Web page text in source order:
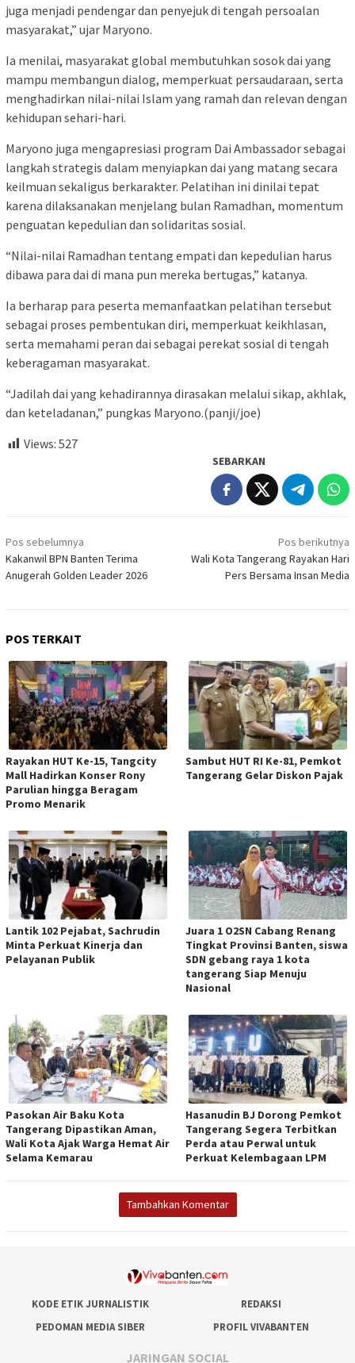
juga menjadi pendengar dan penyejuk di tengah persoalan
masyarakat,” ujar Maryono.
Ia menilai, masyarakat global membutuhkan sosok dai yang
mampu membangun dialog, memperkuat persaudaraan, serta
menghadirkan nilai-nilai Islam yang ramah dan relevan dengan
kehidupan sehari-hari.
Maryono juga mengapresiasi program Dai Ambassador sebagai
langkah strategis dalam menyiapkan dai yang matang secara
keilmuan sekaligus berkarakter. Pelatihan ini dinilai tepat
karena dilaksanakan menjelang bulan Ramadhan, momentum
penguatan kepedulian dan solidaritas sosial.
“Nilai-nilai Ramadhan tentang empati dan kepedulian harus
dibawa para dai di mana pun mereka bertugas,” katanya.
Ia berharap para peserta memanfaatkan pelatihan tersebut
sebagai proses pembentukan diri, memperkuat keikhlasan,
serta memahami peran dai sebagai perekat sosial di tengah
keberagaman masyarakat.
“Jadilah dai yang kehadirannya dirasakan melalui sikap, akhlak,
dan keteladanan,” pungkas Maryono.(panji/joe)
Views: 527
SEBARKAN
Navigasi
pos
Pos sebelumnya
Kakanwil BPN Banten Terima
Anugerah Golden Leader 2026
Pos berikutnya
Wali Kota Tangerang Rayakan Hari
Pers Bersama Insan Media
POS TERKAIT
Rayakan HUT Ke-15, Tangcity
Mall Hadirkan Konser Rony
Parulian hingga Beragam
Promo Menarik
Sambut HUT RI Ke-81, Pemkot
Tangerang Gelar Diskon Pajak
Lantik 102 Pejabat, Sachrudin
Minta Perkuat Kinerja dan
Pelayanan Publik
Juara 1 O2SN Cabang Renang
Tingkat Provinsi Banten, siswa
SDN gebang raya 1 kota
tangerang Siap Menuju
Nasional
Pasokan Air Baku Kota
Tangerang Dipastikan Aman,
Wali Kota Ajak Warga Hemat Air
Selama Kemarau
Hasanudin BJ Dorong Pemkot
Tangerang Segera Terbitkan
Perda atau Perwal untuk
Perkuat Kelembagaan LPM
Tambahkan Komentar
KODE ETIK JURNALISTIK
REDAKSI
PEDOMAN MEDIA SIBER
PROFIL VIVABANTEN
JARINGAN SOCIAL